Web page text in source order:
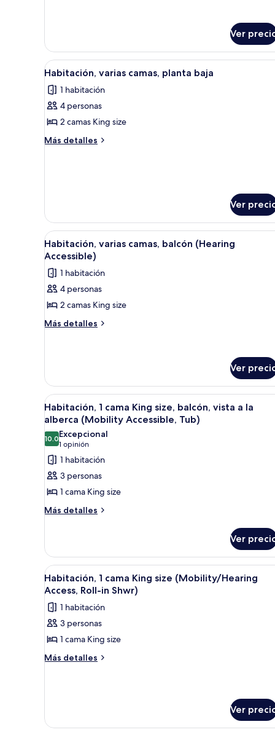
camas,
balcón
(Balcony)
Ver
Abrir
todas
las
fotos
de
Habitación,
Habitación de hotel con dos
7
Habitación, varias camas, planta baja
1 habitación
4 personas
2 camas King size
Más detalles
Más
baja
Ver
Abrir
todas
las
fotos
de
Habitación,
varias
Accessible)
Habitación de hotel con dos
7
Habitación, varias camas, balcón (Hearing
Accessible)
1 habitación
4 personas
2 camas King size
Más detalles
Más
camas,
balcón
(Hearing
Accessible)
Ver
Abrir
todas
las
fotos
de
Habitación,
1
cama
King
vista
a
la
alberca
(Mobility
Accessible,
Tub)
Una habitación de hotel
8
Habitación, 1 cama King size, balcón, vista a la
alberca (Mobility Accessible, Tub)
10.010.0 de 10
Excepcional
1 opinión
(1
opinión)
1 habitación
3 personas
1 cama King size
Más detalles
Más
1
cama
King
size,
vista
a
alberca
(Mobility
Accessible,
Ver
Abrir
todas
las
fotos
de
Habitación,
1
Access,
Un baño moderno con
6
Habitación, 1 cama King size (Mobility/Hearing
Access, Roll-in Shwr)
1 habitación
3 personas
1 cama King size
Más detalles
Más
King
Ver